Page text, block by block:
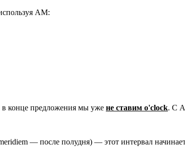
AM:
конце предложения мы уже не ставим o'clock. С
— после полудня) — этот интервал